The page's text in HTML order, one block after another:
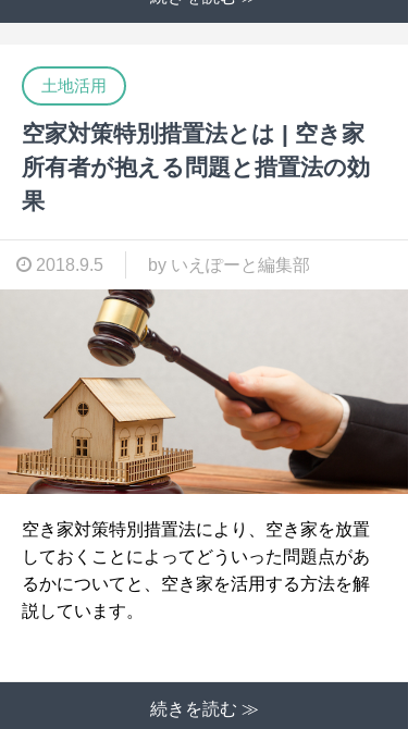
土地活用
空家対策特別措置法とは | 空き家
所有者が抱える問題と措置法の効
果
2018.9.5 by いえぽーと編集部
空き家対策特別措置法により、空き家を放置
しておくことによってどういった問題点があ
るかについてと、空き家を活用する方法を解
説しています。
続きを読む ≫